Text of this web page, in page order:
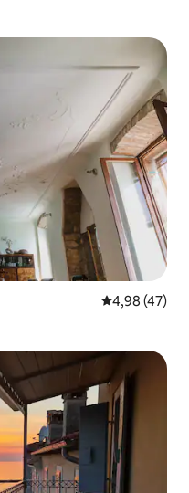
Gemiddelde
4,98 (47)